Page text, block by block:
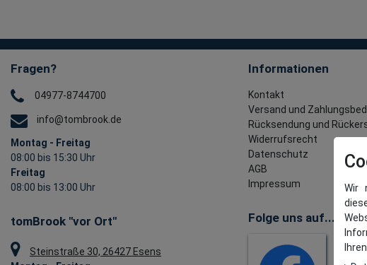
Fragen?
04977-8744700
info@tombrook.de
Montag - Freitag
08:00 bis 15:30 Uhr
Freitag
08:00 bis 13:00 Uhr
tomBrook "vor Ort"
Steinstraße 30, 26427 Esens
Informationen
Kontakt
Versand und
Rücksendung und
Widerrufsrecht
Datenschutz
AGB
Impressum
Folge uns auf...
Wir